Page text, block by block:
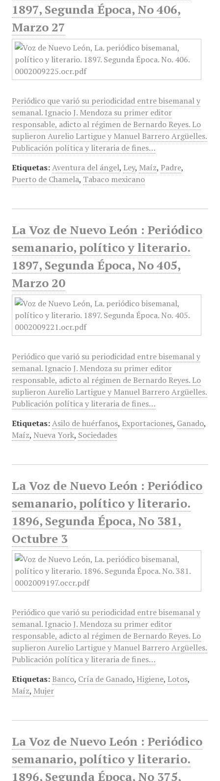
1897, Segunda Época, No 406,
Marzo 27
Periódico que varió su periodicidad entre bisemanal y
semanal. Ignacio J. Mendoza su primer editor
responsable, adicto al régimen de Bernardo Reyes. Lo
suplieron Aurelio Lartigue y Manuel Barrero Argüelles.
Publicación política y literaria de fines…
Etiquetas: Aventura del ángel, Ley, Maíz, Padre,
Puerto de Chamela, Tabaco mexicano
La Voz de Nuevo León : Periódico
semanario, político y literario.
1897, Segunda Época, No 405,
Marzo 20
Periódico que varió su periodicidad entre bisemanal y
semanal. Ignacio J. Mendoza su primer editor
responsable, adicto al régimen de Bernardo Reyes. Lo
suplieron Aurelio Lartigue y Manuel Barrero Argüelles.
Publicación política y literaria de fines…
Etiquetas: Asilo de huérfanos, Exportaciones, Ganado,
Maíz, Nueva York, Sociedades
La Voz de Nuevo León : Periódico
semanario, político y literario.
1896, Segunda Época, No 381,
Octubre 3
Periódico que varió su periodicidad entre bisemanal y
semanal. Ignacio J. Mendoza su primer editor
responsable, adicto al régimen de Bernardo Reyes. Lo
suplieron Aurelio Lartigue y Manuel Barrero Argüelles.
Publicación política y literaria de fines…
Etiquetas: Banco, Cría de Ganado, Higiene, Lotos,
Maíz, Mujer
La Voz de Nuevo León : Periódico
semanario, político y literario.
1896, Segunda Época, No 375,